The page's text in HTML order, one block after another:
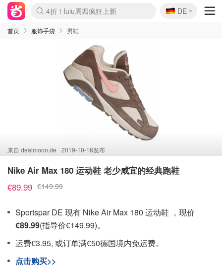
Boticinal 夏促开抢！
4折！lulu周四疯狂上新
还没结束！&OtherStories大促
Joybuy变相75折 随时失效
速领！Stanley独家85折
疑似霸哥！Camper额外叠85折
Zalando 奥莱闪促！每日更新
Moncler反季囤！5折起+叠9折
Coach Brooklyn仅€192
🇩🇪
DE
首页 服饰手袋 男鞋
来自 dealmoon.de 2019-10-18发布
Nike Air Max 180 运动鞋 老少咸宜的经典跑鞋
€89.99 €149.99
Sportspar DE 现有 Nike Air Max 180 运动鞋 ，现价
€89.99(指导价€149.99)。
运费€3.95, 或订单满€50德国境内免运费。
点击购买>>